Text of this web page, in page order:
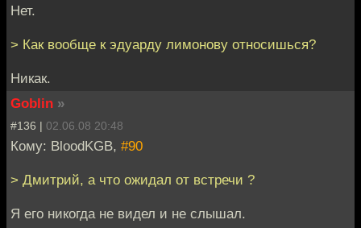
Нет.
> Как вообще к эдуарду лимонову относишься?
Никак.
Goblin »
#136 | 02.06.08 20:48
Кому: BloodKGB, #90
> Дмитрий, а что ожидал от встречи ?
Я его никогда не видел и не слышал.